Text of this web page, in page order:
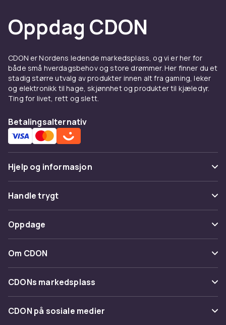
Oppdag CDON
CDON er Nordens ledende markedsplass, og vi er her for
både små hverdagsbehov og store drømmer. Her finner du et
stadig større utvalg av produkter innen alt fra gaming, leker
og elektronikk til hage, skjønnhet og produkter til kjæledyr.
Ting for livet, rett og slett.
Betalingsalternativ
Hjelp og informasjon
Vanlige spørsmål
Spor pakke
Angre & returner her
Kontakt oss
Handle trygt
Betaling
Levering
Tilbakekallinger
Oppdage
Kategorier
Varemerker
Om CDON
Om oss
Kundeanmeldelser
Jobbe på CDON
CDONs markedsplass
Merchant Help Center
CDON på sosiale medier